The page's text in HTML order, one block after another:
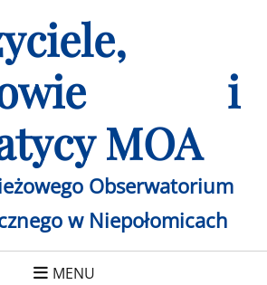
i
MOA
Obserwatorium
w Niepołomicach
MENU